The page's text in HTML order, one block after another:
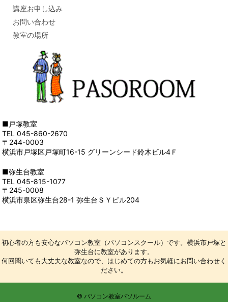
講座お申し込み
お問い合わせ
教室の場所
■戸塚教室
TEL 045-860-2670
〒244-0003
横浜市戸塚区戸塚町16-15 グリーンシード鈴木ビル4Ｆ
■弥生台教室
TEL 045-815-1077
〒245-0008
横浜市泉区弥生台28-1 弥生台ＳＹビル204
初心者の方も安心なパソコン教室（パソコンスクール）です。横浜市戸塚と
弥生台に教室があります。
何回聞いても大丈夫な教室なので、はじめての方もお気軽にお問い合わせく
ださい。
© パソコン教室パソルーム